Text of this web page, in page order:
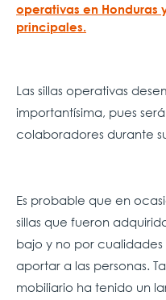
operativas en Honduras
principales.
Las sillas operativas
importantísima, pues
colaboradores durante
Es probable que en
sillas que fueron
bajo y no por
aportar a las personas.
mobiliario ha tenido un